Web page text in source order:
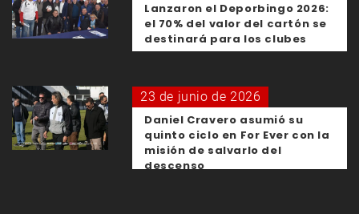
Lanzaron el Deporbingo 2026:
el 70% del valor del cartón se
destinará para los clubes
23 de junio de 2026
Daniel Cravero asumió su
quinto ciclo en For Ever con la
misión de salvarlo del
descenso